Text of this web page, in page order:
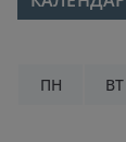
ПН
ВТ